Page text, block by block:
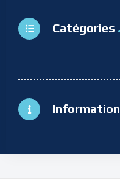
Catégories
Information